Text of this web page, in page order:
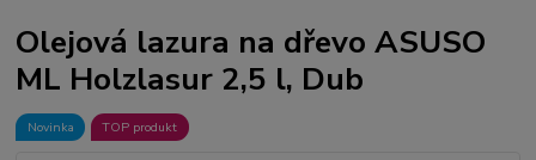
Olejová lazura na dřevo ASUSO
ML Holzlasur 2,5 l, Dub
Novinka TOP produkt